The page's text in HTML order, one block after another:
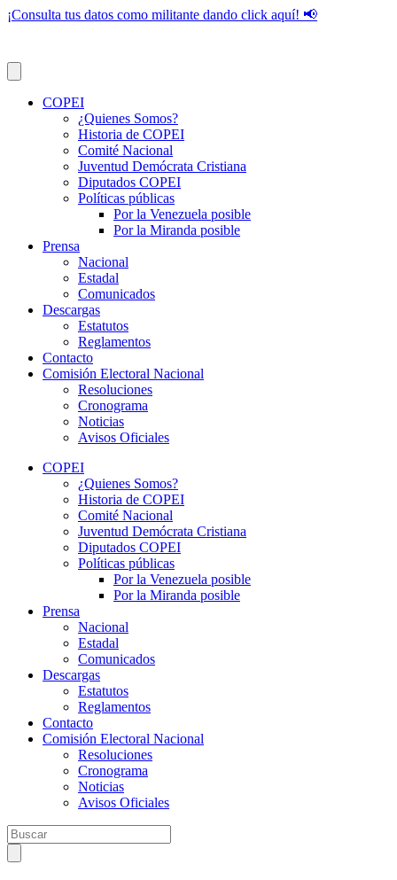
¡Consulta tus datos como militante dando click aquí! 📢
COPEI
¿Quienes Somos?
Historia de COPEI
Comité Nacional
Juventud Demócrata Cristiana
Diputados COPEI
Políticas públicas
Por la Venezuela posible
Por la Miranda posible
Prensa
Nacional
Estadal
Comunicados
Descargas
Estatutos
Reglamentos
Contacto
Comisión Electoral Nacional
Resoluciones
Cronograma
Noticias
Avisos Oficiales
COPEI
¿Quienes Somos?
Historia de COPEI
Comité Nacional
Juventud Demócrata Cristiana
Diputados COPEI
Políticas públicas
Por la Venezuela posible
Por la Miranda posible
Prensa
Nacional
Estadal
Comunicados
Descargas
Estatutos
Reglamentos
Contacto
Comisión Electoral Nacional
Resoluciones
Cronograma
Noticias
Avisos Oficiales